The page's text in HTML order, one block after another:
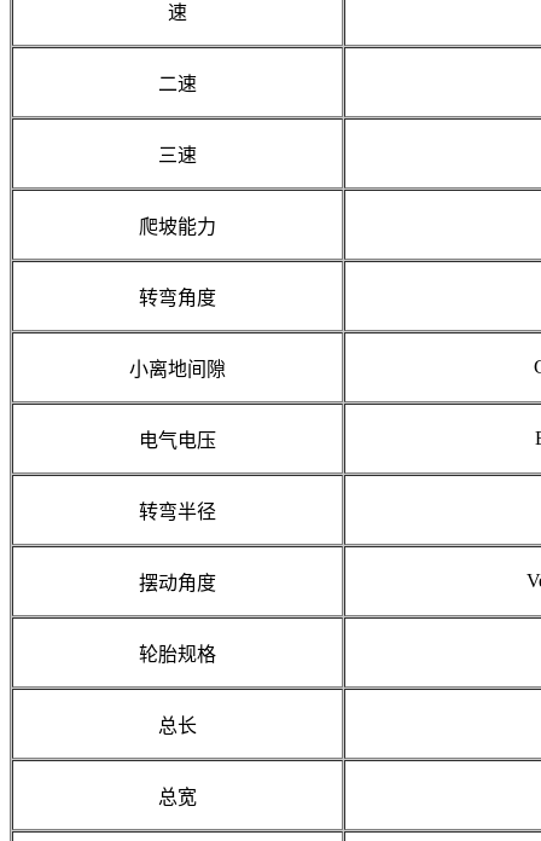
速
二速
三速
爬坡能力
转弯角度
小离地间隙
电气电压
转弯半径
摆动角度
轮胎规格
总长
总宽